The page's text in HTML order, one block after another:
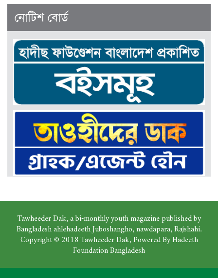
নোটিশ বোর্ড
Tawheeder Dak, a bi-monthly youth magazine published by
Bangladesh ahlehadeeth Juboshangho, nawdapara, Rajshahi.
Copyright © 2018 Tawheeder Dak, Powered By Hadeeth
Foundation Bangladesh